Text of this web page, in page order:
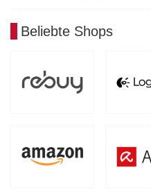
Beliebte Shops